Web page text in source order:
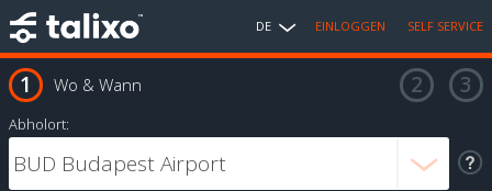
DE EINLOGGEN SELF SERVICE
Wo & Wann
Abholort: